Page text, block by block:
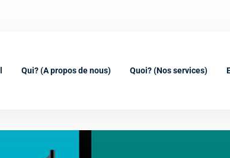
Qui? (A propos de nous) Quoi? (Nos services)